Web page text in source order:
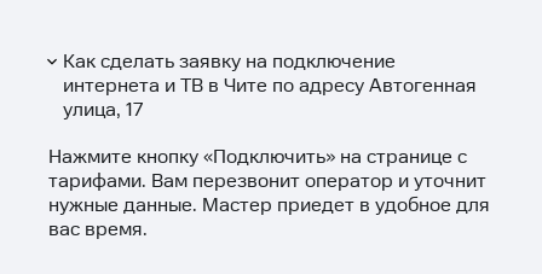
Как сделать заявку на подключение
интернета и ТВ в Чите по адресу Автогенная
улица, 17
Нажмите кнопку «Подключить» на странице с
тарифами. Вам перезвонит оператор и уточнит
нужные данные. Мастер приедет в удобное для
вас время.